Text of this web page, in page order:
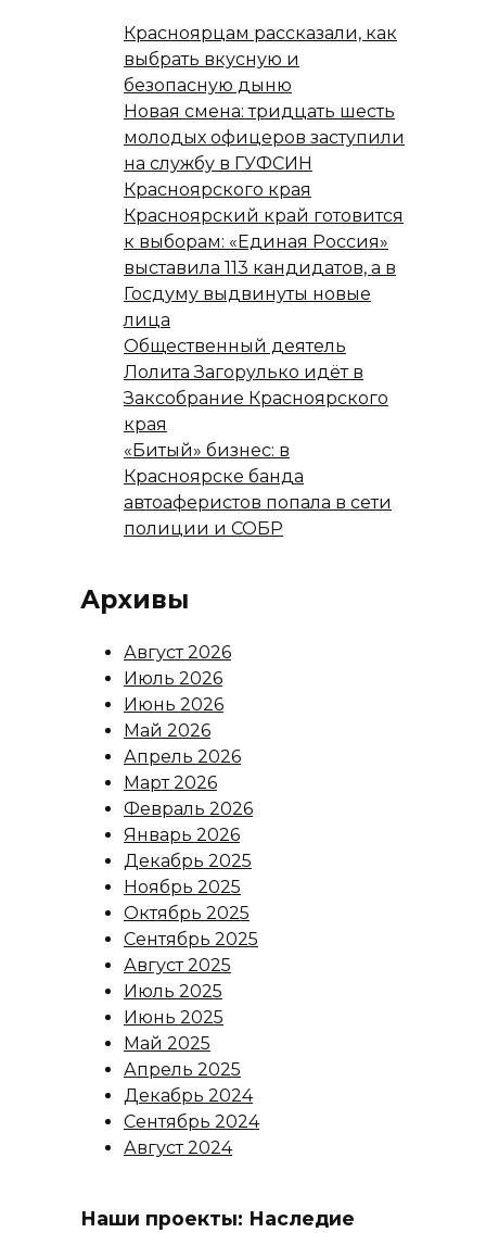
Красноярцам рассказали, как
выбрать вкусную и
безопасную дыню
Новая смена: тридцать шесть
молодых офицеров заступили
на службу в ГУФСИН
Красноярского края
Красноярский край готовится
к выборам: «Единая Россия»
выставила 113 кандидатов, а в
Госдуму выдвинуты новые
лица
Общественный деятель
Лолита Загорулько идёт в
Заксобрание Красноярского
края
«Битый» бизнес: в
Красноярске банда
автоаферистов попала в сети
полиции и СОБР
Архивы
Август 2026
Июль 2026
Июнь 2026
Май 2026
Апрель 2026
Март 2026
Февраль 2026
Январь 2026
Декабрь 2025
Ноябрь 2025
Октябрь 2025
Сентябрь 2025
Август 2025
Июль 2025
Июнь 2025
Май 2025
Апрель 2025
Декабрь 2024
Сентябрь 2024
Август 2024
Наши проекты: Наследие